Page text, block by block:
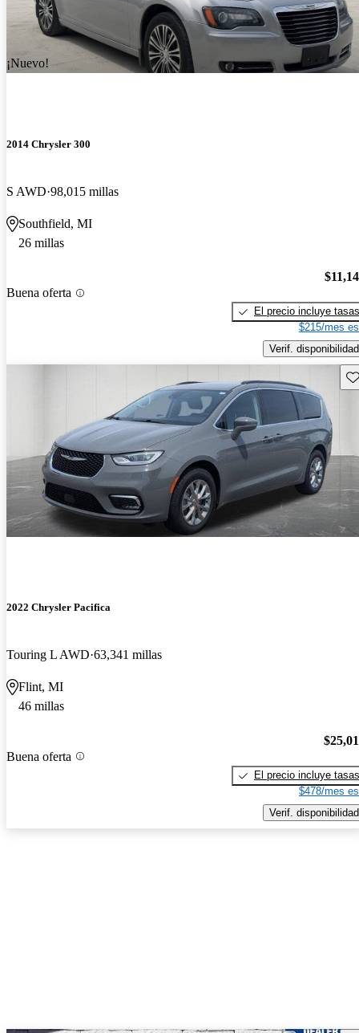
¡Nuevo!
2014 Chrysler 300
S AWD 98,015 millas
Southfield, MI
26 millas
Buena oferta
El precio incluye tasas
$215/mes
Verif. disponibilidad
2022 Chrysler Pacifica
Touring L AWD 63,341 millas
Flint, MI
46 millas
Buena oferta
El precio incluye tasas
$478/mes
Verif. disponibilidad